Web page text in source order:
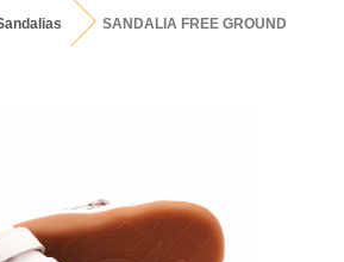
SANDALIA FREE GROUND